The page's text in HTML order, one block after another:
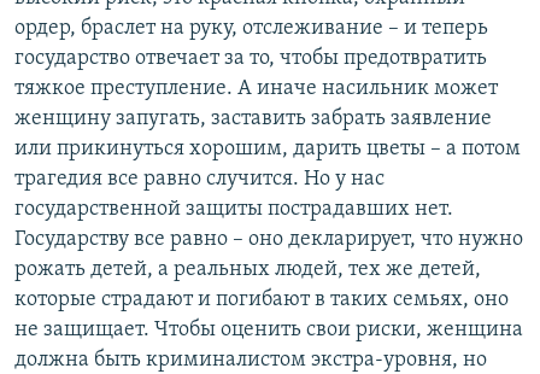
ордер, браслет на руку, отслеживание – и теперь
государство отвечает за то, чтобы предотвратить
тяжкое преступление. А иначе насильник может
женщину запугать, заставить забрать заявление
или прикинуться хорошим, дарить цветы – а потом
трагедия все равно случится. Но у нас
государственной защиты пострадавших нет.
Государству все равно – оно декларирует, что нужно
рожать детей, а реальных людей, тех же детей,
которые страдают и погибают в таких семьях, оно
не защищает. Чтобы оценить свои риски, женщина
должна быть криминалистом экстра-уровня, но